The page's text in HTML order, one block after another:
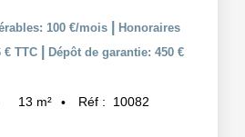
100 €/mois
Honoraires
€ TTC
Dépôt de garantie: 450 €
13 m² Réf : 10082